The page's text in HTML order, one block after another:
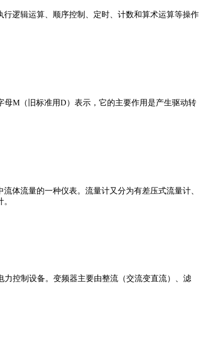
逻辑运算、顺序控制、定时、计数和算术运算等操作
母M（旧标准用D）表示，它的主要作用是产生驱动转
体流量的一种仪表。流量计又分为有差压式流量计、
力控制设备。变频器主要由整流（交流变直流）、滤